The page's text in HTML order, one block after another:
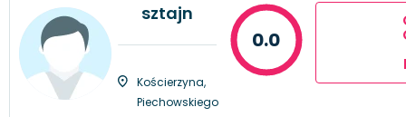
sztajn
Kościerzyna,
Piechowskiego
0.0